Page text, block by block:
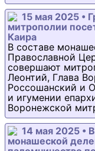
15 мая 2025 •
митрополии
Каира
В составе
Православной
совершают
Леонтий, Глава
Россошанский и
и игумении
Воронежской
14 мая 2025 •
монашеской